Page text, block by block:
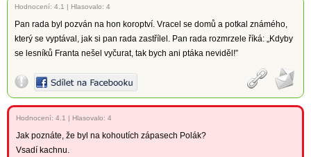
Hodnocení: 4.1 | Hlasovalo: 4
Pan rada byl pozván na hon koroptví. Vracel se domů a potkal známého,
který se vyptával, jak si pan rada zastřílel. Pan rada rozmrzele říká: „Kdyby
se lesníků Franta nešel vyčurat, tak bych ani ptáka neviděl!”
Hodnocení: 4.1 | Hlasovalo: 4
Jak poznáte, že byl na kohoutích zápasech Polák?
Vsadí kachnu.